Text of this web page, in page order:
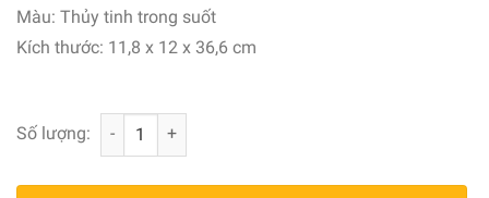
Màu: Thủy tinh trong suốt
Kích thước: 11,8 x 12 x 36,6 cm
Số lượng: Bình Giữ Lạnh Emsa Flow Classic 515668 số lượng